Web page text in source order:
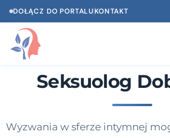
DOŁĄCZ DO PORTALUKONTAKT
Znajdź swojego specjalistę NOWOŚĆ
Według specjalizacji
Seksuolog
Wyzwania w sferze intymnej